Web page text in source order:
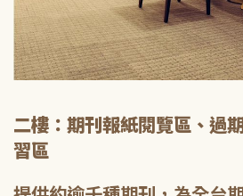
二樓：期刊報紙閱覽區、過
習區